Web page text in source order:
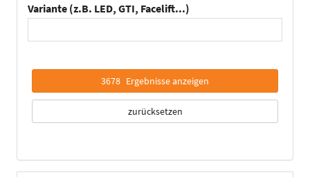
Variante (z.B. LED, GTI, Facelift...)
3678 Ergebnisse anzeigen
zurücksetzen